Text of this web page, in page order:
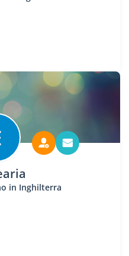
in Inghilterra